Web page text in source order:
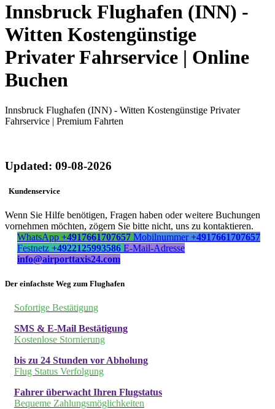
Innsbruck Flughafen (INN) -
Witten Kostengünstige
Privater Fahrservice | Online
Buchen
Innsbruck Flughafen (INN) - Witten Kostengünstige Privater
Fahrservice | Premium Fahrten
Updated: 09-08-2026
Kundenservice
Wenn Sie Hilfe benötigen, Fragen haben oder weitere Buchungen
vornehmen möchten, zögern Sie bitte nicht, uns zu kontaktieren.
WhatsApp +4917661707657 Mobilnummer +4917661707657
Festnetz +4922125993586 E-Mail-Adresse
info@airporttaxis24.com
Der einfachste Weg zum Flughafen
Sofortige Bestätigung
SMS & E-Mail Bestätigung
Kostenlose Stornierung
bis zu 24 Stunden vor Abholung
Flug Status Verfolgung
Fahrer überwacht Ihren Flugstatus
Bequeme Zahlungsmöglichkeiten